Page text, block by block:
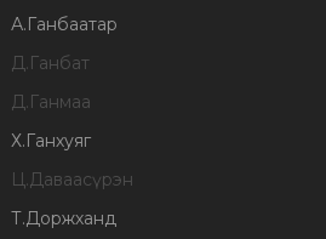
А.Ганбаатар
Д.Ганбат
Д.Ганмаа
Х.Ганхуяг
Ц.Даваасүрэн
Т.Доржханд